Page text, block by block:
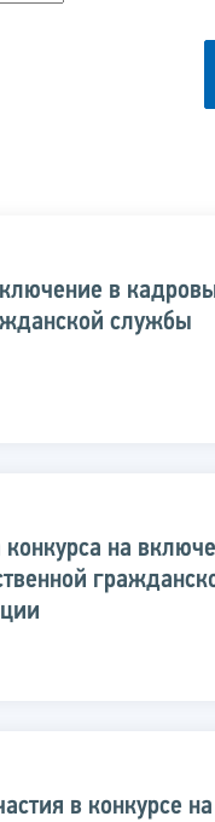
в
службы
на
в конкурсе на